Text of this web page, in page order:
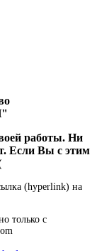
работы. Ни
Если Вы с этим
(hyperlink) на
только с